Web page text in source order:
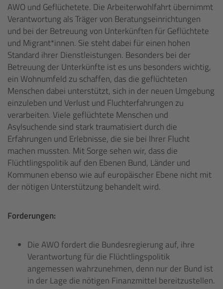
AWO und Geflüchetete. Die Arbeiterwohlfahrt übernimmt
Verantwortung als Träger von Beratungseinrichtungen
und bei der Betreuung von Unterkünften für Geflüchtete
und Migrant*innen. Sie steht dabei für einen hohen
Standard ihrer Dienstleistungen. Besonders bei der
Betreuung der Unterkünfte ist es uns besonders wichtig,
ein Wohnumfeld zu schaffen, das die geflüchteten
Menschen dabei unterstützt, sich in der neuen Umgebung
einzuleben und Verlust und Fluchterfahrungen zu
verarbeiten. Viele geflüchtete Menschen und
Asylsuchende sind stark traumatisiert durch die
Erfahrungen und Erlebnisse, die sie bei Ihrer Flucht
machen mussten. Mit Sorge sehen wir, dass die
Flüchtlingspolitik auf den Ebenen Bund, Länder und
Kommunen ebenso wie auf europäischer Ebene nicht mit
der nötigen Unterstützung behandelt wird.
Forderungen:
Die AWO fordert die Bundesregierung auf, ihre
Verantwortung für die Flüchtlingspolitik
angemessen wahrzunehmen, denn nur der Bund ist
in der Lage die nötigen Finanzmittel bereitzustellen.